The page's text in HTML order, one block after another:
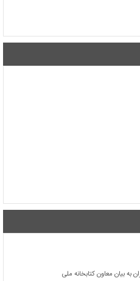
بیان معاون کتابخانه ملی